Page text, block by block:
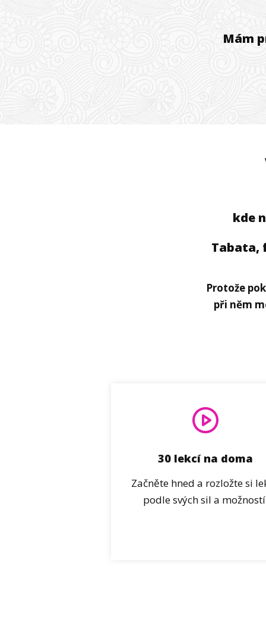
Mám
kde
Tabata,
Protože
při něm
30 lekcí na doma
Začněte hned a rozložte si
podle svých sil a